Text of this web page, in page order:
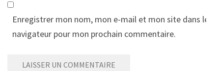
Enregistrer mon nom, mon e-mail et mon site dans le
navigateur pour mon prochain commentaire.